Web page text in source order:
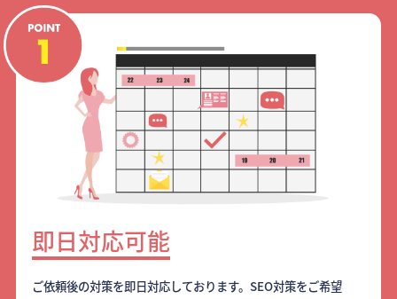
即日対応可能
ご依頼後の対策を即日対応しております。SEO対策をご希望